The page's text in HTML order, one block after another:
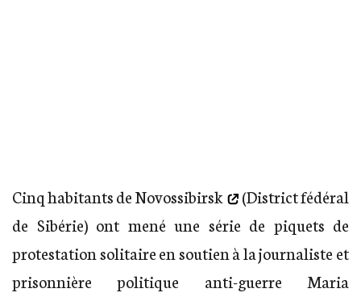
Cinq habitants de Novossibirsk
(District fédéral
de Sibérie) ont mené une série de piquets de
protestation solitaire en soutien à la journaliste et
prisonnière politique anti-guerre Maria